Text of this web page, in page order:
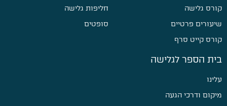
קורס גלישה
שיעורים פרטיים
קורס קייט סרף
חליפות גלישה
סופטים
בית הספר לגלישה
עלינו
מיקום ודרכי הגעה